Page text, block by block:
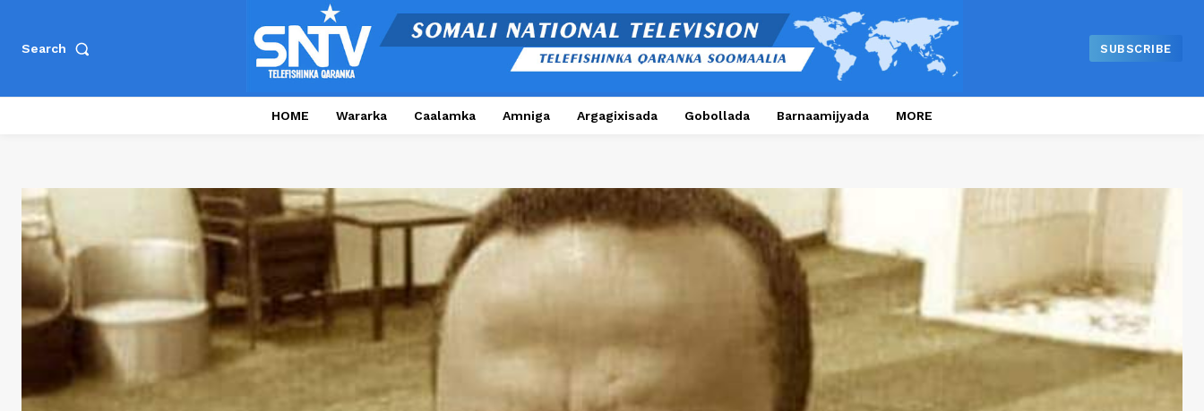
Search SUBSCRIBE
HOME Wararka Caalamka Amniga Argagixisada Gobollada Barnaamijyada MORE